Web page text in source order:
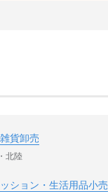
貨卸売
北陸
ション・生活用品小売